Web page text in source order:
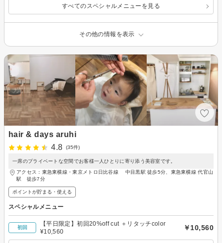
すべてのスペシャルメニューを見る
その他の情報を表示
hair & days aruhi
4.8
(35件)
一席のプライベートな空間でお客様一人ひとりに寄り添う美容室です。
アクセス：東急東横線・東京メトロ日比谷線 中目黒駅 徒歩5分、東急東横線 代官山
駅 徒歩7分
ポイントが貯まる・使える
スペシャルメニュー
初回
【平日限定】初回20%off cut ＋リタッチcolor
¥10,560
￥10,560